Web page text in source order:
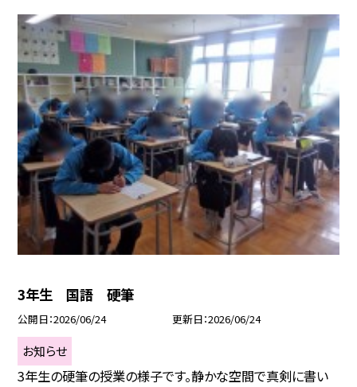
3年生 国語 硬筆
公開日 2026/06/24 更新日 2026/06/24
お知らせ
3年生の硬筆の授業の様子です。静かな空間で真剣に書い